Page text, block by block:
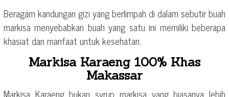
Beragam kandungan gizi yang berlimpah di dalam sebutir buah
markisa menyebabkan buah yang satu ini memiliki beberapa
khasiat dan manfaat untuk kesehatan.
Markisa Karaeng 100% Khas
Makassar
Markisa Karaeng bukan syrup markisa yang biasanya lebih